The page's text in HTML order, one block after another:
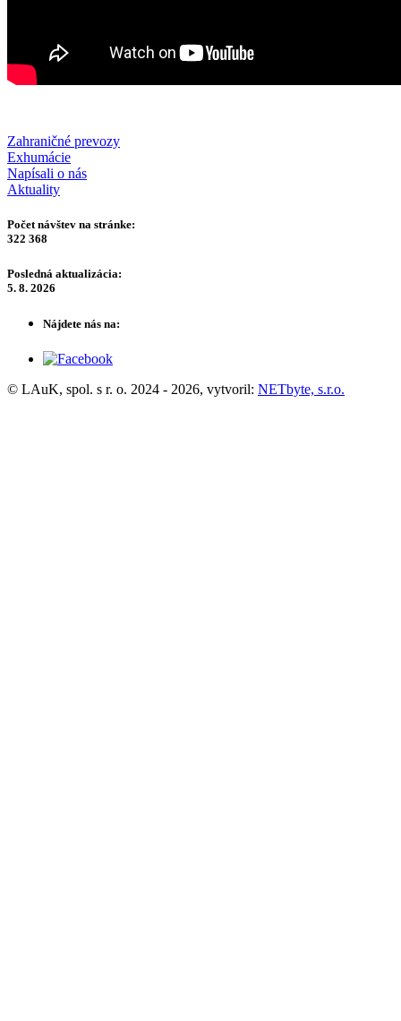
Zahraničné prevozy
Exhumácie
Napísali o nás
Aktuality
Počet návštev na stránke:
322 368
Posledná aktualizácia:
5. 8. 2026
Nájdete nás na:
© LAuK, spol. s r. o. 2024 - 2026, vytvoril: NETbyte, s.r.o.